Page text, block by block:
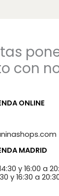
con
ONLINE
MADRID
y 16:00 a
y 16:30 a